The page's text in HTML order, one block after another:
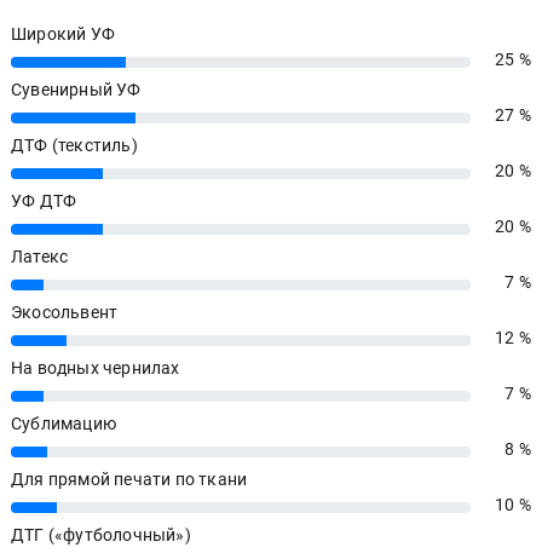
Широкий УФ
25%
25 %
Сувенирный УФ
27%
27 %
ДТФ (текстиль)
20%
20 %
УФ ДТФ
20%
20 %
Латекс
7%
7 %
Экосольвент
12%
12 %
На водных чернилах
7%
7 %
Сублимацию
8%
8 %
Для прямой печати по ткани
10%
10 %
ДТГ («футболочный»)